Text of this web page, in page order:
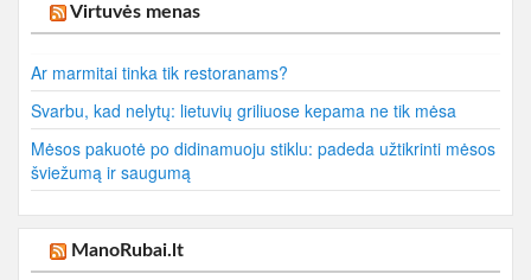
Virtuvės menas
Ar marmitai tinka tik restoranams?
Svarbu, kad nelytų: lietuvių griliuose kepama ne tik mėsa
Mėsos pakuotė po didinamuoju stiklu: padeda užtikrinti mėsos
šviežumą ir saugumą
ManoRubai.lt